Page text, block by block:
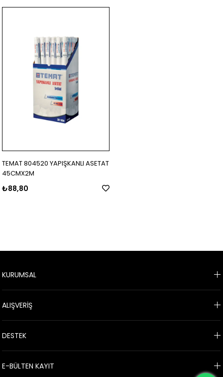
TEMAT 804520 YAPIŞKANLI ASETAT
45CMX2M
₺88,80
KURUMSAL
ALIŞVERİŞ
DESTEK
E-BÜLTEN KAYIT